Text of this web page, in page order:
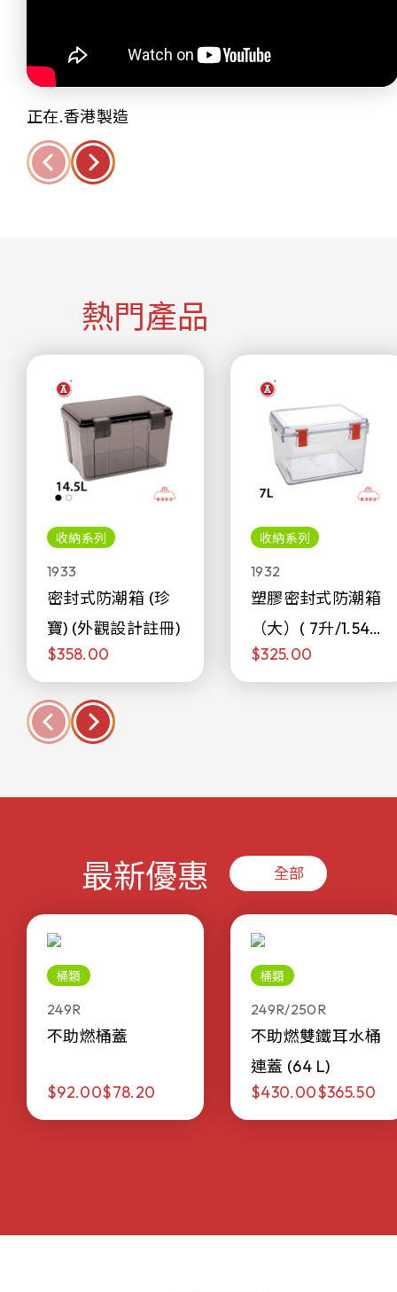
正在.香港製造
熱門產品
收納系列
1933
密封式防潮箱 (珍
寶) (外觀設計註冊)
$358.00
收納系列
1932
塑膠密封式防潮箱
（大）( 7升/1.54加
侖)
$325.00
最新優惠 全部
桶類
249R
不助燃桶蓋
$92.00$78.20
桶類
249R/250R
不助燃雙鐵耳水桶
連蓋 (64 L)
$430.00$365.50